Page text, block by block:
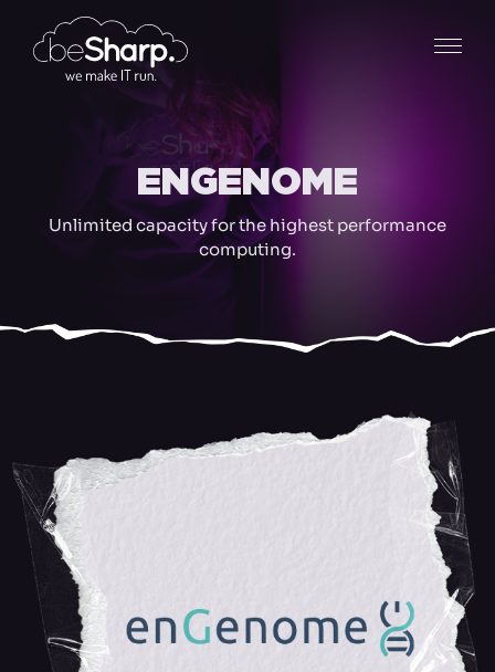
ENGENOME
Unlimited capacity for the highest performance
computing.